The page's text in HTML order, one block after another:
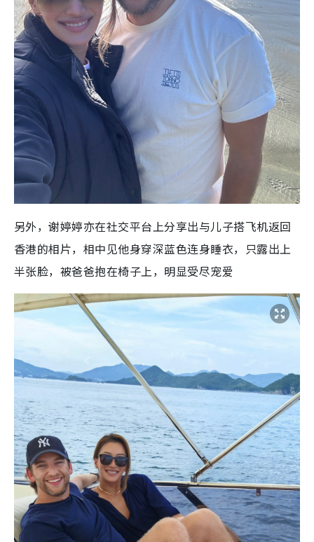
另外，谢婷婷亦在社交平台上分享出与儿子搭飞机返回
香港的相片，相中见他身穿深蓝色连身睡衣，只露出上
半张脸，被爸爸抱在椅子上，明显受尽宠爱